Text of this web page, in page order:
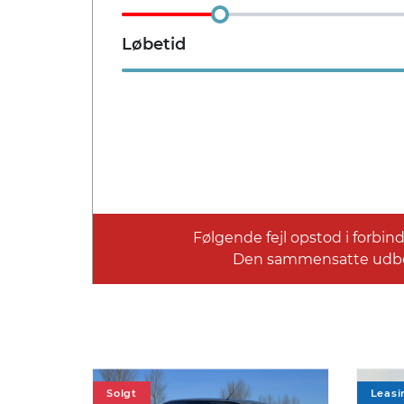
Rummelighed og mål
2000 kg 750 kg
Løbetid
Følgende fejl opstod i
Den sammensatte
Solgt